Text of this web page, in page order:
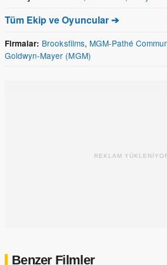
Tüm Ekip ve Oyuncular ➔
Firmalar: Brooksfilms, MGM-Pathé
Goldwyn-Mayer (MGM)
REKLAM
Benzer Filmler